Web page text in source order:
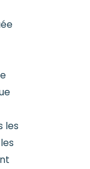
les